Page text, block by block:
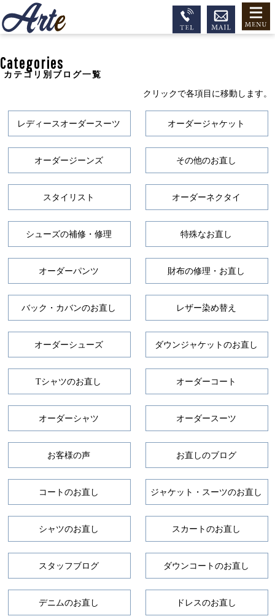
Categories
カテゴリ別ブログ一覧
クリックで各項目に移動します。
レディースオーダースーツ オーダージャケット
オーダージーンズ その他のお直し
スタイリスト オーダーネクタイ
シューズの補修・修理 特殊なお直し
オーダーパンツ 財布の修理・お直し
バック・カバンのお直し レザー染め替え
オーダーシューズ ダウンジャケットのお直し
Tシャツのお直し オーダーコート
オーダーシャツ オーダースーツ
お客様の声 お直しのブログ
コートのお直し ジャケット・スーツのお直し
シャツのお直し スカートのお直し
スタッフブログ ダウンコートのお直し
デニムのお直し ドレスのお直し